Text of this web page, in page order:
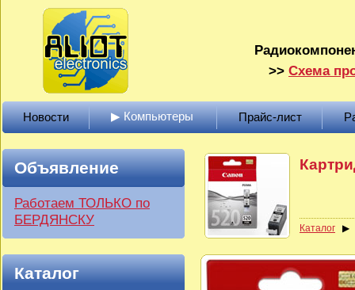
>> Схема
Новости ▶ Компьютеры Прайс-лист
Объявление
Работаем ТОЛЬКО по
БЕРДЯНСКУ
Каталог
Каталог